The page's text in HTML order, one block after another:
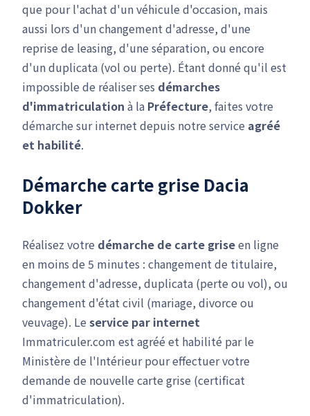
que pour l'achat d'un véhicule d'occasion, mais
aussi lors d'un changement d'adresse, d'une
reprise de leasing, d'une séparation, ou encore
d'un duplicata (vol ou perte). Étant donné qu'il est
impossible de réaliser ses démarches
d'immatriculation à la Préfecture, faites votre
démarche sur internet depuis notre service agréé
et habilité.
Démarche carte grise Dacia
Dokker
Réalisez votre démarche de carte griseen ligne
en moins de 5 minutes : changement de titulaire,
changement d'adresse, duplicata (perte ou vol), ou
changement d'état civil (mariage, divorce ou
veuvage). Le service par internet
Immatriculer.com est agréé et habilité par le
Ministère de l'Intérieur pour effectuer votre
demande de nouvelle carte grise (certificat
d'immatriculation).